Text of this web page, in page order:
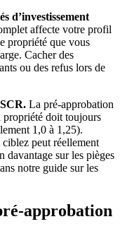
d’investissement
affecte votre profil
propriété que vous
Cacher des
ou des refus lors de
La pré-approbation
propriété doit toujours
1,0 à 1,25).
peut réellement
davantage sur les pièges
notre guide sur les
approbation